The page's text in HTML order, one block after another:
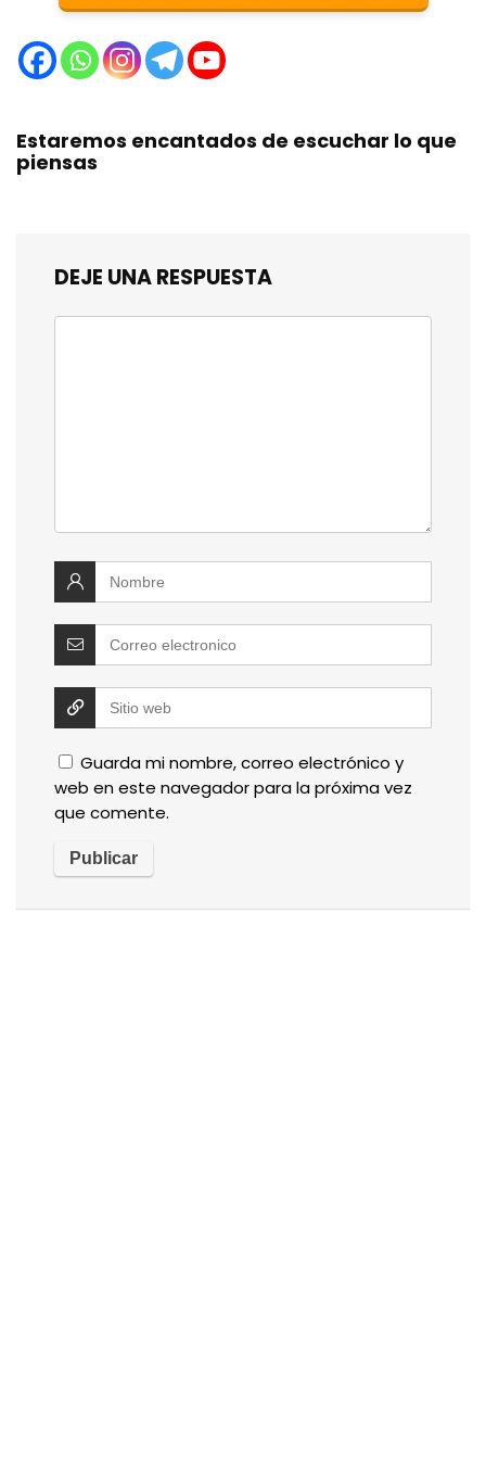
Estaremos encantados de escuchar lo que
piensas
DEJE UNA RESPUESTA
Guarda mi nombre, correo electrónico y
web en este navegador para la próxima vez
que comente.